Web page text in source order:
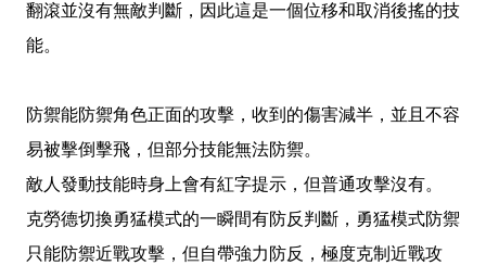
翻滾並沒有無敵判斷，因此這是一個位移和取消後搖的技
能。
防禦能防禦角色正面的攻擊，收到的傷害減半，並且不容
易被擊倒擊飛，但部分技能無法防禦。
敵人發動技能時身上會有紅字提示，但普通攻擊沒有。
克勞德切換勇猛模式的一瞬間有防反判斷，勇猛模式防禦
只能防禦近戰攻擊，但自帶強力防反，極度克制近戰攻